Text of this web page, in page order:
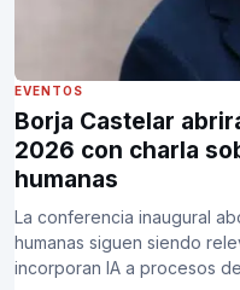
EVENTOS
Borja Castelar
2026 con charla
humanas
La conferencia inaugural
humanas siguen siendo
incorporan IA a procesos